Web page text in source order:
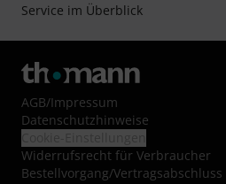
Service im Überblick
AGB/Impressum
Datenschutzhinweise
Widerrufsrecht für Verbraucher
Bestellvorgang/Vertragsabschluss